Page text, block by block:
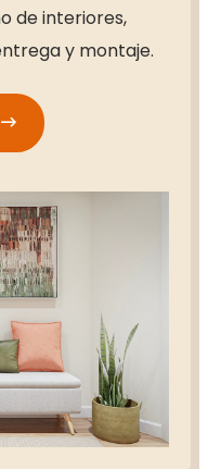
de interiores,
y montaje.